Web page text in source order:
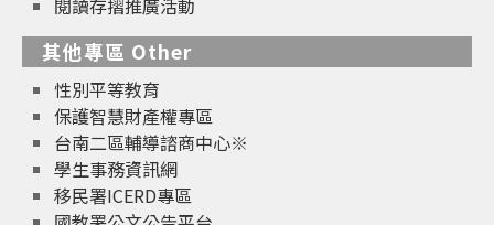
閱讀存摺推廣活動
其他專區 Other
性別平等教育
保護智慧財產權專區
台南二區輔導諮商中心※
學生事務資訊網
移民署ICERD專區